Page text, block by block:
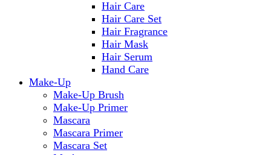
Hair Care
Hair Care Set
Hair Fragrance
Hair Mask
Hair Serum
Hand Care
Make-Up
Make-Up Brush
Make-Up Primer
Mascara
Mascara Primer
Mascara Set